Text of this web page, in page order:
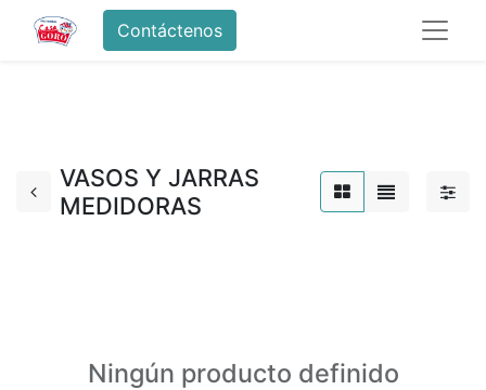
Contáctenos
VASOS Y JARRAS
MEDIDORAS
Ningún producto definido